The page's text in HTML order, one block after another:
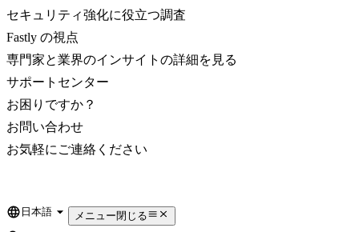
セキュリティ強化に役立つ調査
Fastly の視点
専門家と業界のインサイトの詳細を見る
サポートセンター
お困りですか？
お問い合わせ
お気軽にご連絡ください
Language
日本語 メニュー閉じる